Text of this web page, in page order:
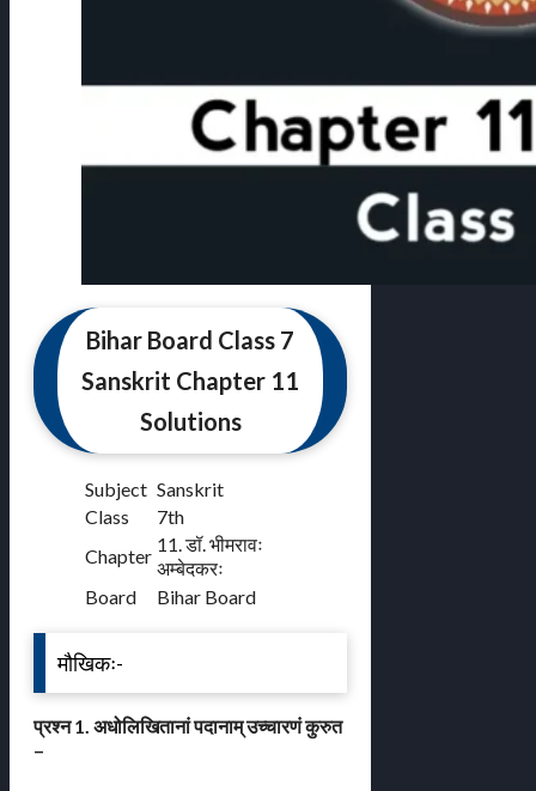
Bihar Board Class 7
Sanskrit Chapter 11
Solutions
Subject Sanskrit
Class
7th
Chapter
11. डॉ. भीमरावः
अम्बेदकरः
Board
Bihar Board
मौखिकः-
प्रश्न 1. अधोलिखितानां पदानाम् उच्चारणं कुरुत
–